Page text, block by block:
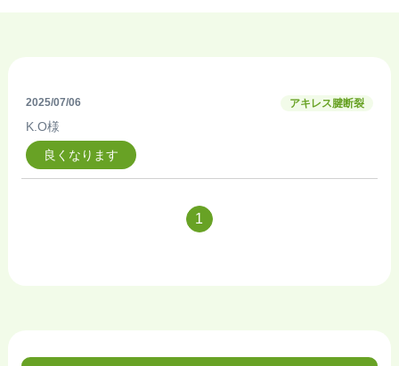
2025/07/06 アキレス腱断裂
K.O様
良くなります
1